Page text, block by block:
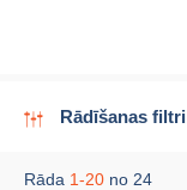
Rādīšanas filtri
Rāda 1-20 no 24